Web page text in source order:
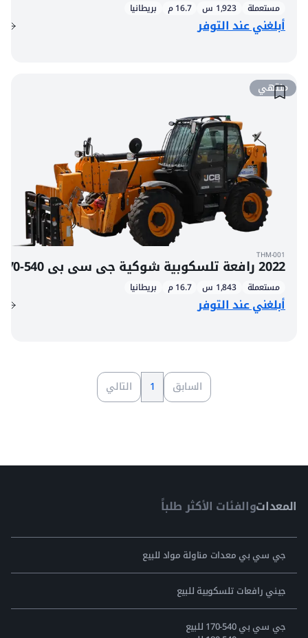
مستعملة 1,923 س 16.7 م بريطانيا
أبلغني عند التوفر
منتهي
THM-001
2022 رافعة تلسكوبية شوكية جي سي بي 540-170
مستعملة 1,843 س 16.7 م بريطانيا
أبلغني عند التوفر
السابق 1 التالي
المعداتوالفئات الأكثر طلباً
جي سي بي معدات مناولة مواد للبيع
جيني رافعات تلسكوبية للبيع
جي سي بي 540-170 للبيع